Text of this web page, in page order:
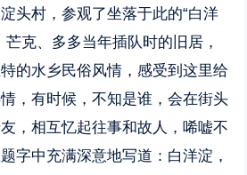
头村，参观了坐落于此的“白洋
克、多多当年插队时的旧居，
的水乡民俗风情，感受到这里给
，有时候，不知是谁，会在街头
，相互忆起往事和故人，唏嘘不
字中充满深意地写道：白洋淀，